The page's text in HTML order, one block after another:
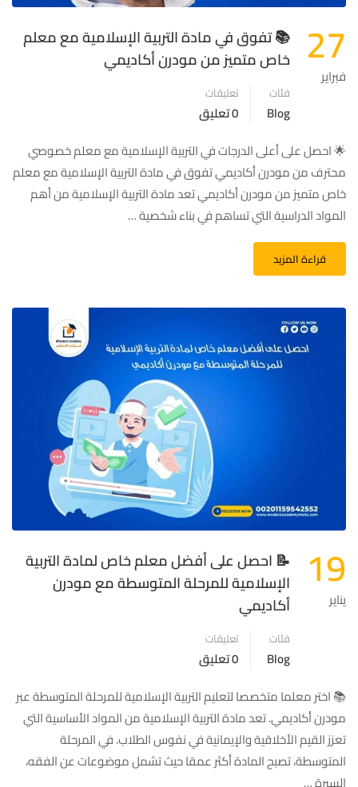
27
فبراير
📚 تفوق في مادة التربية الإسلامية مع معلم
خاص متميز من مودرن أكاديمي
فئات
Blog
تعليقات
0 تعليق
🌟 احصل على أعلى الدرجات في التربية الإسلامية مع معلم خصوصي
محترف من مودرن أكاديمي تفوق في مادة التربية الإسلامية مع معلم
خاص متميز من مودرن أكاديمي تعد مادة التربية الإسلامية من أهم
المواد الدراسية التي تساهم في بناء شخصية …
قراءة المزيد
19
يناير
📝 احصل على أفضل معلم خاص لمادة التربية
الإسلامية للمرحلة المتوسطة مع مودرن
أكاديمي
فئات
Blog
تعليقات
0 تعليق
📚 اختر معلما متخصصا لتعليم التربية الإسلامية للمرحلة المتوسطة عبر
مودرن أكاديمي. تعد مادة التربية الإسلامية من المواد الأساسية التي
تعزز القيم الأخلاقية والإيمانية في نفوس الطلاب. في المرحلة
المتوسطة، تصبح المادة أكثر عمقا حيث تشمل موضوعات عن الفقه،